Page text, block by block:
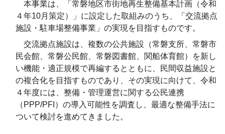
本事業は、「常磐地区市街地再生整備基本計画（令和
４年10月策定）」に設定した取組みのうち、「交流拠点
施設・駐車場整備事業」の実現を目指すものです。
交流拠点施設は、複数の公共施設（常磐支所、常磐市
民会館、常磐公民館、常磐図書館、関船体育館）を新し
い機能・適正規模で再編するとともに、民間収益施設と
の複合化を目指すものであり、その実現に向けて、令和
４年度には、整備・管理運営に関する公民連携
（PPP/PFI）の導入可能性を調査し、最適な整備手法に
ついて検討を進めてきました。